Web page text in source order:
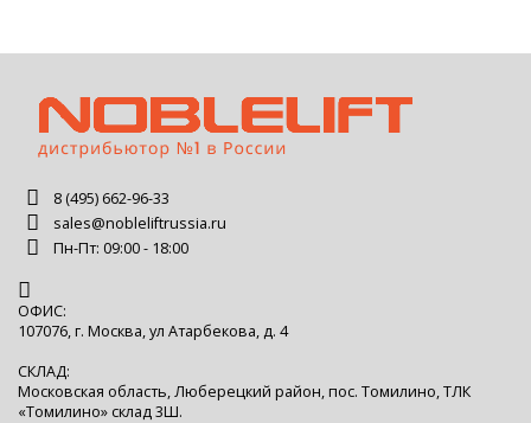
8 (495) 662-96-33
sales@nobleliftrussia.ru
Пн-Пт: 09:00 - 18:00
ОФИС:
107076, г. Москва, ул Атарбекова, д. 4
СКЛАД:
Московская область, Люберецкий район, пос. Томилино, ТЛК
«Томилино» склад 3Ш.